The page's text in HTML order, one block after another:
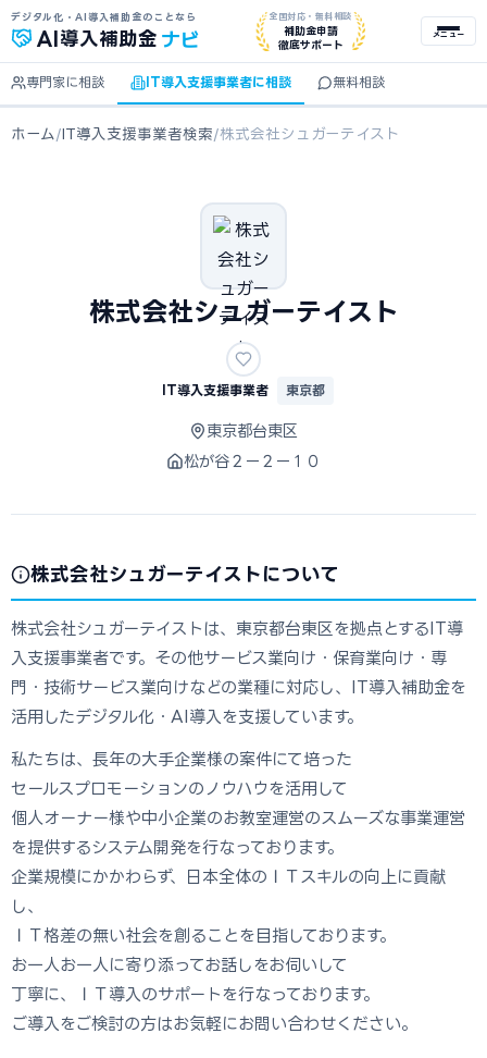
デジタル化・AI導入補助金のことなら
AI 導入補助金 ナビ
全国対応・無料相談
補助金申請
徹底サポート
メニュー
専門家に相談 IT導入支援事業者に相談 無料相談
ホーム /IT導入支援事業者検索/株式会社シュガーテイスト
株式会社シュガーテイスト
IT導入支援事業者 東京都
東京都台東区
松が谷２ー２ー１０
株式会社シュガーテイストについて
株式会社シュガーテイストは、東京都台東区を拠点とするIT導
入支援事業者です。その他サービス業向け・保育業向け・専
門・技術サービス業向けなどの業種に対応し、IT導入補助金を
活用したデジタル化・AI導入を支援しています。
私たちは、長年の大手企業様の案件にて培った
セールスプロモーションのノウハウを活用して
個人オーナー様や中小企業のお教室運営のスムーズな事業運営
を提供するシステム開発を行なっております。
企業規模にかかわらず、日本全体のＩＴスキルの向上に貢献
し、
ＩＴ格差の無い社会を創ることを目指しております。
お一人お一人に寄り添ってお話しをお伺いして
丁寧に、ＩＴ導入のサポートを行なっております。
ご導入をご検討の方はお気軽にお問い合わせください。